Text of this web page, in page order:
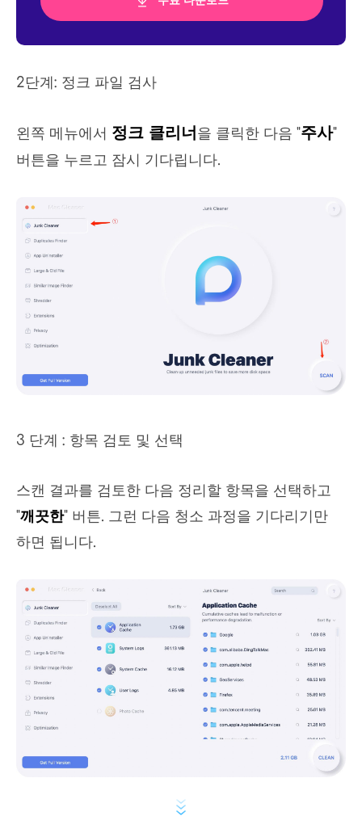
2단계: 정크 파일 검사
왼쪽 메뉴에서 정크 클리너 을 클릭한 다음 "주사"
버튼을 누르고 잠시 기다립니다.
3 단계 : 항목 검토 및 선택
스캔 결과를 검토한 다음 정리할 항목을 선택하고
"깨끗한" 버튼. 그런 다음 청소 과정을 기다리기만
하면 됩니다.